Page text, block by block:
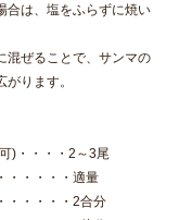
合は、塩をふらずに焼い
混ぜることで、サンマの
ります。
)・・・・2～3尾
・・・・・適量
・・・・・2合分